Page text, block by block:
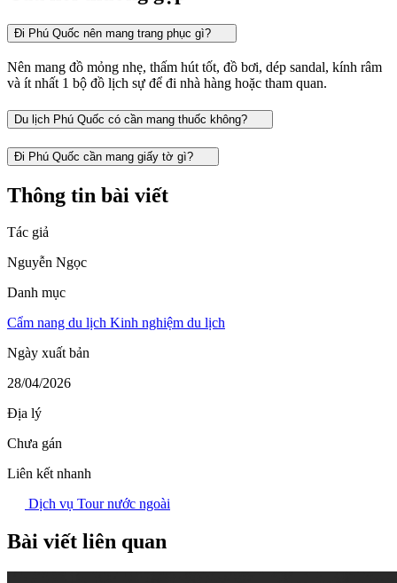
Đi Phú Quốc nên mang trang phục gì?
Nên mang đồ mỏng nhẹ, thấm hút tốt, đồ bơi, dép sandal, kính râm
và ít nhất 1 bộ đồ lịch sự để đi nhà hàng hoặc tham quan.
Du lịch Phú Quốc có cần mang thuốc không?
Đi Phú Quốc cần mang giấy tờ gì?
Thông tin bài viết
Tác giả
Nguyễn Ngọc
Danh mục
Cẩm nang du lịch Kinh nghiệm du lịch
Ngày xuất bản
28/04/2026
Địa lý
Chưa gán
Liên kết nhanh
Dịch vụ Tour nước ngoài
Bài viết liên quan